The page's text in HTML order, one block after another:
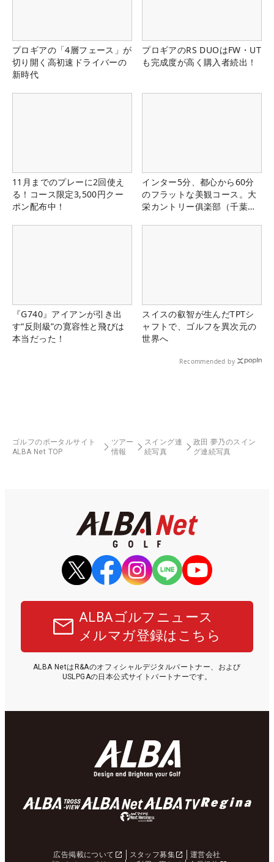
プロギアの「4層フェース」が
切り開く高初速ドライバーの
新時代
プロギアのRS DUOはFW・UT
も完成度が高く購入者続出！
11月までのプレーに2回使え
る！コース限定3,500円クー
ポン配布中！
インター5分、都心から60分
のフラットな美観コース。大
栄カントリー俱楽部（千葉
『G740』アイアンが引き出
す“反則級”の寛容性と飛びは
本当だった！
スイスの叡智が生んだTPTシ
ャフトで、ゴルフを異次元の
世界へ
Recommended by
ゴルフのポータルサイト
ALBA Net TOP
ツアー
情報
スイング連
続写真
政田 夢乃のスイン
グ連続写真
ALBAゴルフニュース
メルマガ登録はこちら
ALBA NetはR&Aのオフィシャルデジタルパートナー、および
USLPGAの日本公式サイトパートナーです。
広告掲載について スタッフ募集
運営会社